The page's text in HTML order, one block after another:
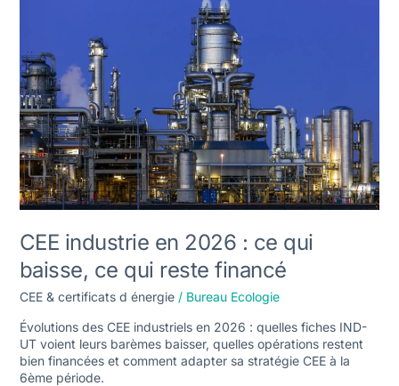
CEE industrie en 2026 : ce qui
baisse, ce qui reste financé
CEE & certificats d énergie/ Bureau Ecologie
Évolutions des CEE industriels en 2026 : quelles fiches IND-
UT voient leurs barèmes baisser, quelles opérations restent
bien financées et comment adapter sa stratégie CEE à la
6ème période.
ce
qui
baisse,
ce
qui
reste
financé